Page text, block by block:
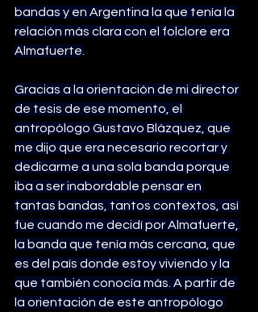
bandas y en Argentina la que tenía la
relación más clara con el folclore era
Almafuerte.
Gracias a la orientación de mi director
de tesis de ese momento, el
antropólogo Gustavo Blázquez, que
me dijo que era necesario recortar y
dedicarme a una sola banda porque
iba a ser inabordable pensar en
tantas bandas, tantos contextos, así
fue cuando me decidí por Almafuerte,
la banda que tenía más cercana, que
es del país donde estoy viviendo y la
que también conocía más. A partir de
la orientación de este antropólogo